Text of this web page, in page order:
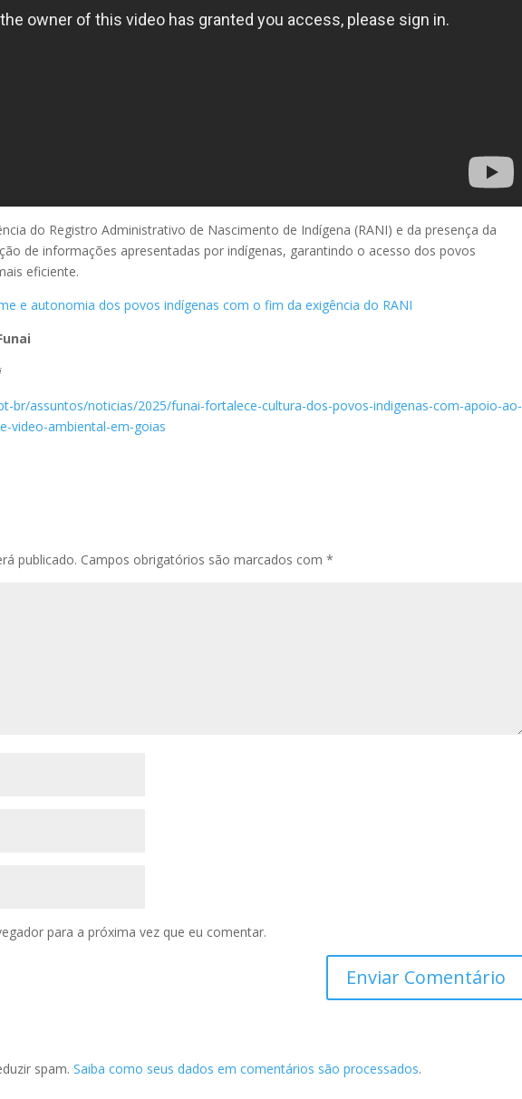
do Registro Administrativo de Nascimento de Indígena (RANI) e da presença da
de informações apresentadas por indígenas, garantindo o acesso dos povos
eficiente.
e autonomia dos povos indígenas com o fim da exigência do RANI
br/assuntos/noticias/2025/funai-fortalece-cultura-dos-povos-indigenas-com-apoio-ao-
video-ambiental-em-goias
publicado. Campos obrigatórios são marcados com*
para a próxima vez que eu comentar.
spam.Saiba como seus dados em comentários são processados.